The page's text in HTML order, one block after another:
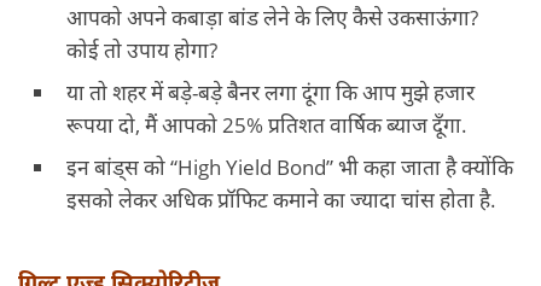
आपको अपने कबाड़ा बांड लेने के लिए कैसे उकसाऊंगा?
कोई तो उपाय होगा?
या तो शहर में बड़े-बड़े बैनर लगा दूंगा कि आप मुझे हजार
रूपया दो, मैं आपको 25% प्रतिशत वार्षिक ब्याज दूँगा.
इन बांड्स को “High Yield Bond” भी कहा जाता है क्योंकि
इसको लेकर अधिक प्रॉफिट कमाने का ज्यादा चांस होता है.